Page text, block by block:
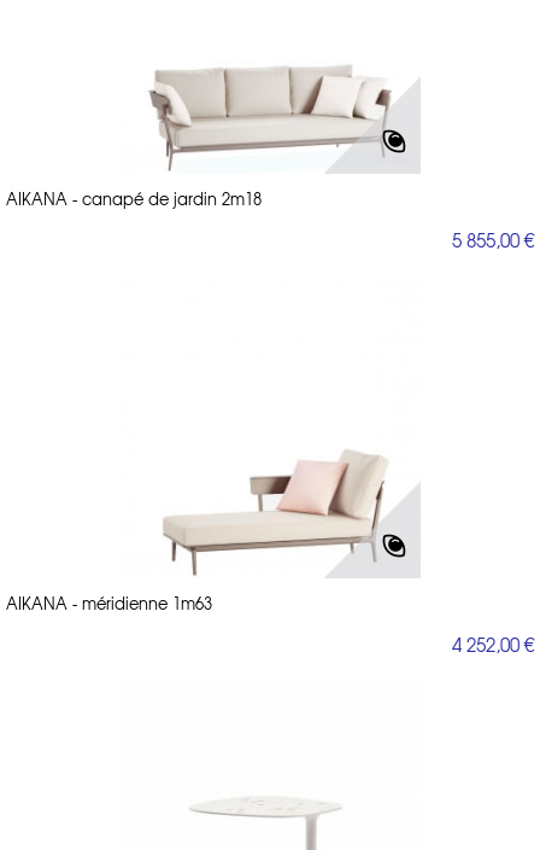
AIKANA - canapé de jardin 2m18
5 855,00 €
AIKANA - méridienne 1m63
4 252,00 €